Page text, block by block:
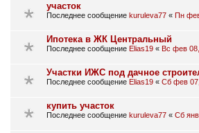
участок
Последнее сообщение kuruleva77 « Пн
Ипотека в ЖК Центральный
Последнее сообщение Elias19 « Вс фев
Участки ИЖС под дачное
Последнее сообщение Elias19 « Сб фев
купить участок
Последнее сообщение kuruleva77 « Сб